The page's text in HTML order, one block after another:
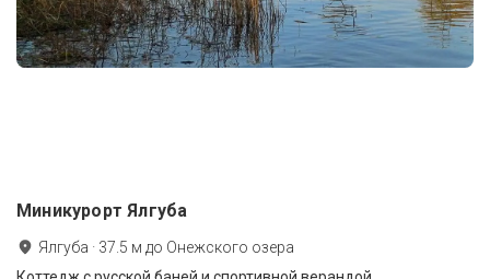
Миникурорт Ялгуба
Ялгуба · 37.5 м до Онежского озера